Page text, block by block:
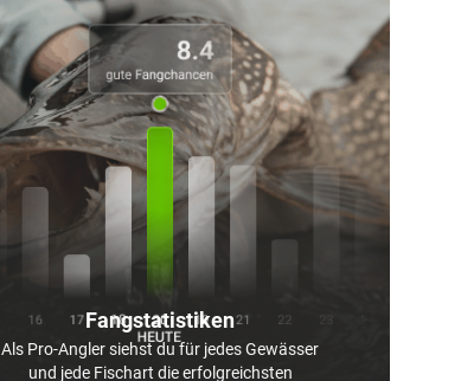
Fangstatistiken
Als Pro-Angler siehst du für jedes Gewässer
und jede Fischart die erfolgreichsten